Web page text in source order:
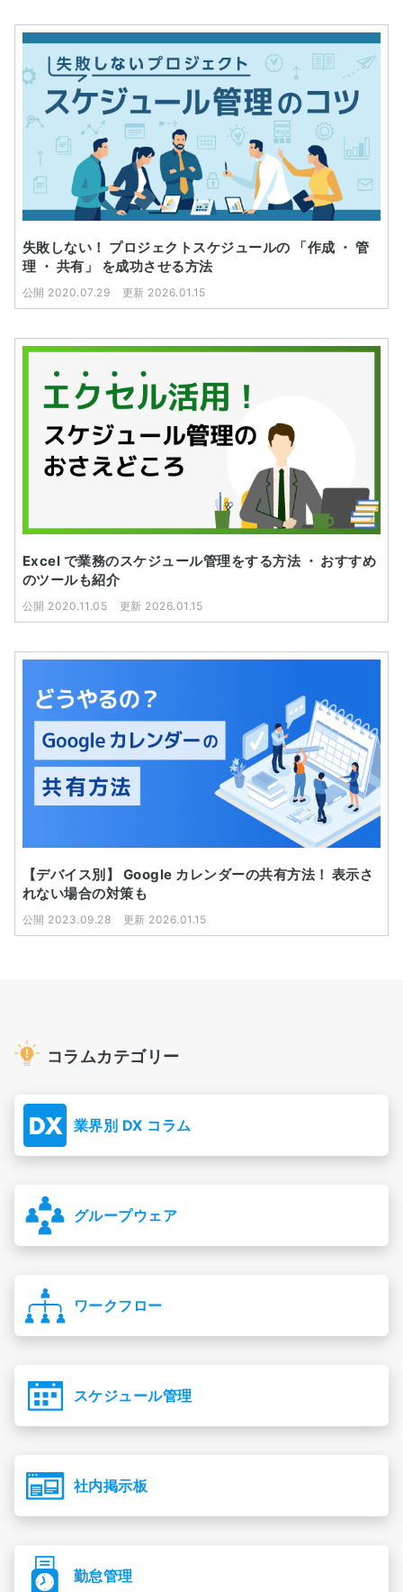
失敗しない！ プロジェクトスケジュールの 「作成 ・ 管
理 ・ 共有」 を成功させる方法
公開 2020.07.29 更新 2026.01.15
Excel で業務のスケジュール管理をする方法 ・ おすすめ
のツールも紹介
公開 2020.11.05 更新 2026.01.15
【デバイス別】 Google カレンダーの共有方法！ 表示さ
れない場合の対策も
公開 2023.09.28 更新 2026.01.15
コラムカテゴリー
業界別 DX コラム
グループウェア
ワークフロー
スケジュール管理
社内掲示板
勤怠管理